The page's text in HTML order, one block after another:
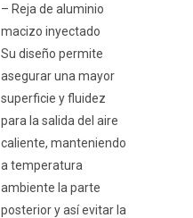
– Reja de aluminio
macizo inyectado
Su diseño permite
asegurar una mayor
superficie y fluidez
para la salida del aire
caliente, manteniendo
a temperatura
ambiente la parte
posterior y así evitar la